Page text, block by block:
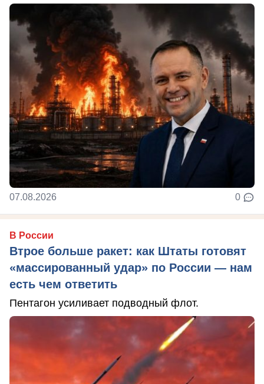
07.08.2026 0
В России
Втрое больше ракет: как Штаты готовят
«массированный удар» по России — нам
есть чем ответить
Пентагон усиливает подводный флот.